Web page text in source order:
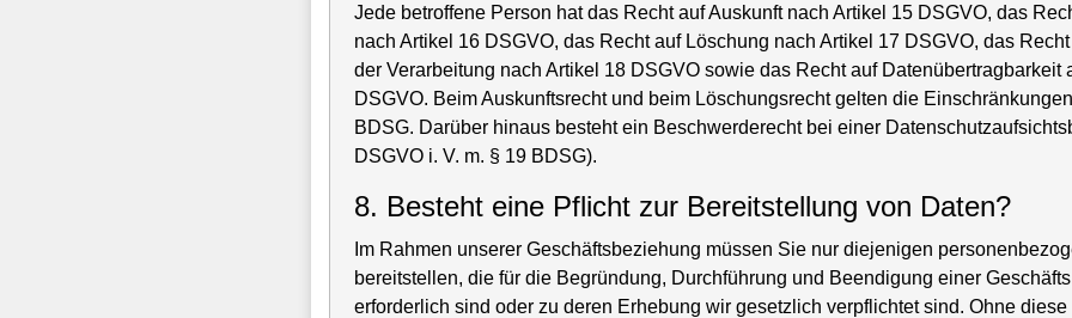
Jede betroffene Person hat das Recht auf Auskunft nach Artikel 15 DSGVO, das
nach Artikel 16 DSGVO, das Recht auf Löschung nach Artikel 17 DSGVO, das
der Verarbeitung nach Artikel 18 DSGVO sowie das Recht auf Datenübertragbarkeit
DSGVO. Beim Auskunftsrecht und beim Löschungsrecht gelten die
BDSG. Darüber hinaus besteht ein Beschwerderecht bei einer
DSGVO i. V. m. § 19 BDSG).
8. Besteht eine Pflicht zur Bereitstellung von Daten?
Im Rahmen unserer Geschäftsbeziehung müssen Sie nur diejenigen
bereitstellen, die für die Begründung, Durchführung und Beendigung einer
erforderlich sind oder zu deren Erhebung wir gesetzlich verpflichtet sind. Ohne